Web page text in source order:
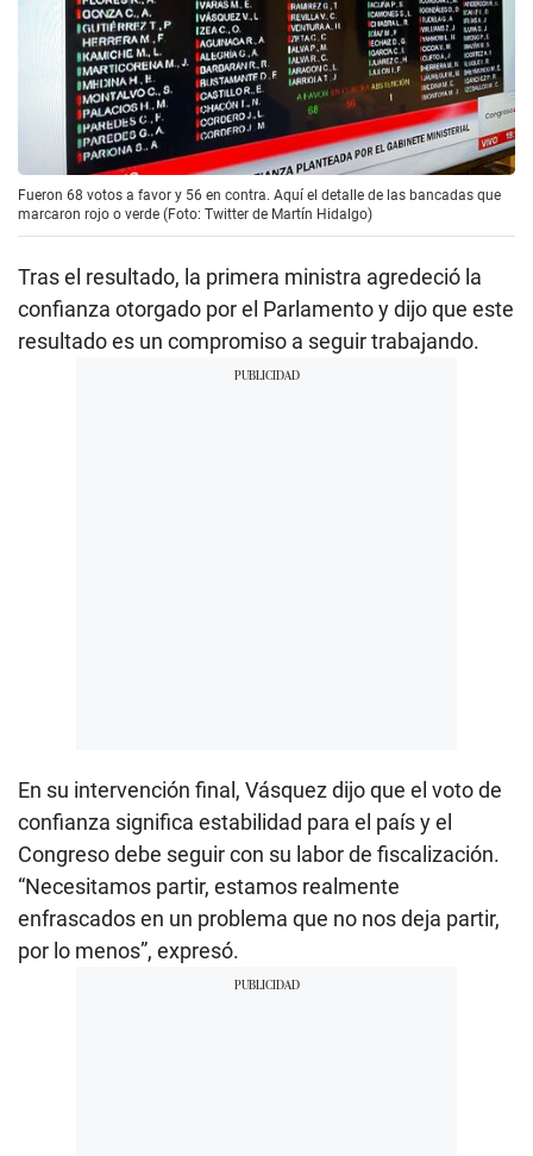
Fueron 68 votos a favor y 56 en contra. Aquí el detalle de las bancadas que
marcaron rojo o verde (Foto: Twitter de Martín Hidalgo)
Tras el resultado, la primera ministra agredeció la
confianza otorgado por el Parlamento y dijo que este
resultado es un compromiso a seguir trabajando.
En su intervención final, Vásquez dijo que el voto de
confianza significa estabilidad para el país y el
Congreso debe seguir con su labor de fiscalización.
“Necesitamos partir, estamos realmente
enfrascados en un problema que no nos deja partir,
por lo menos”, expresó.